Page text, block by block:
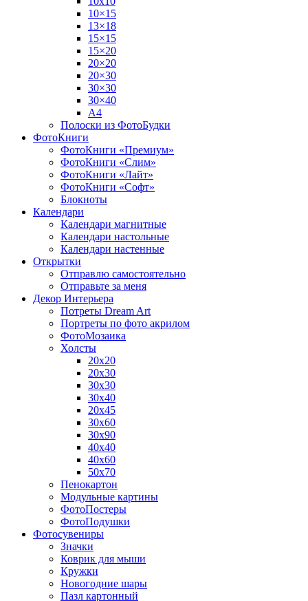
10×15
13×18
15×15
15×20
20×20
20×30
30×30
30×40
A4
Полоски из ФотоБудки
ФотоКниги
ФотоКниги «Премиум»
ФотоКниги «Слим»
ФотоКниги «Лайт»
ФотоКниги «Софт»
Блокноты
Календари
Календари магнитные
Календари настольные
Календари настенные
Открытки
Отправлю самостоятельно
Отправьте за меня
Декор Интерьера
Потреты Dream Art
Портреты по фото акрилом
ФотоМозаика
Холсты
20х20
20х30
30х30
30х40
20х45
30х60
30х90
40х40
40х60
50х70
Пенокартон
Модульные картины
ФотоПостеры
ФотоПодушки
Фотоcувениры
Значки
Коврик для мыши
Кружки
Новогодние шары
Пазл картонный